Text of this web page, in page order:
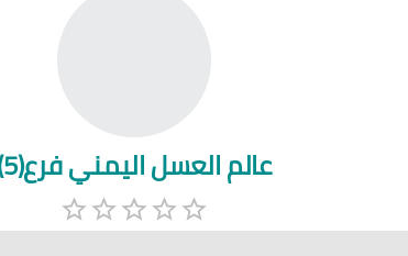
عالم العسل اليمني فرع(5)